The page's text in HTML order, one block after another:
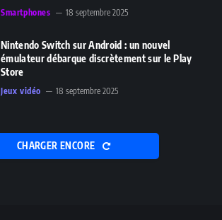
Smartphones 18 septembre 2025
Nintendo Switch sur Android : un nouvel
émulateur débarque discrètement sur le Play
Store
Jeux vidéo 18 septembre 2025
CHARGER ENCORE